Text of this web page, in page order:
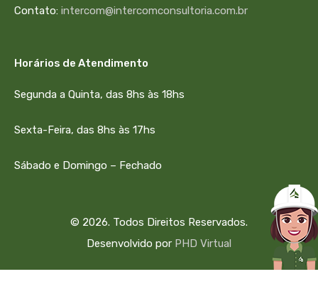
Contato: intercom@intercomconsultoria.com.br
Horários de Atendimento
Segunda a Quinta, das 8hs às 18hs
Sexta-Feira, das 8hs às 17hs
Sábado e Domingo – Fechado
© 2026. Todos Direitos Reservados.
Desenvolvido por PHD Virtual